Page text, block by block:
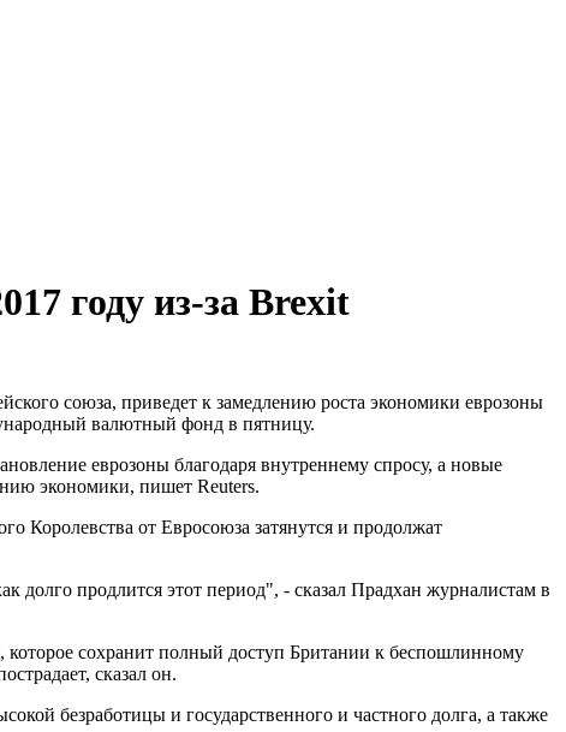
году из-за Brexit
союза, приведет к замедлению роста экономики еврозоны
валютный фонд в пятницу.
еврозоны благодаря внутреннему спросу, а новые
экономики, пишет Reuters.
Королевства от Евросоюза затянутся и продолжат
долго продлится этот период", - сказал Прадхан журналистам в
которое сохранит полный доступ Британии к беспошлинному
сказал он.
безработицы и государственного и частного долга, а также